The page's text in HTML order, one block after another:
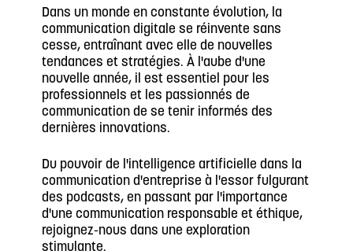
Dans un monde en constante évolution, la
communication digitale se réinvente sans
cesse, entraînant avec elle de nouvelles
tendances et stratégies. À l'aube d'une
nouvelle année, il est essentiel pour les
professionnels et les passionnés de
communication de se tenir informés des
dernières innovations.
Du pouvoir de l'intelligence artificielle dans la
communication d'entreprise à l'essor fulgurant
des podcasts, en passant par l'importance
d'une communication responsable et éthique,
rejoignez-nous dans une exploration
stimulante.